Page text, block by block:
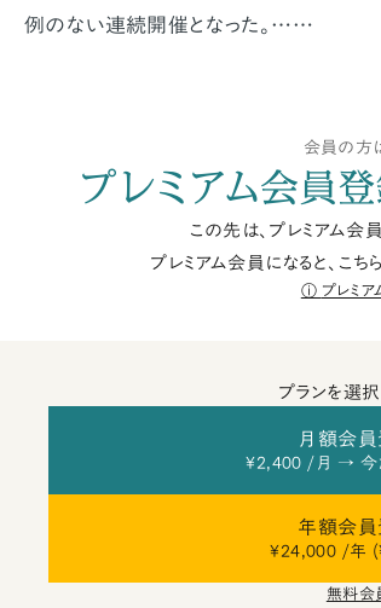
例のない連続開催となった。……
会員の方
プレミアム会員
この先は、プレミアム会
プレミアム会員になると、こ
プレミ
プランを選択
月額会員
¥2,400 /月 → 今だ
年額会員
¥24,000 /年
無料会